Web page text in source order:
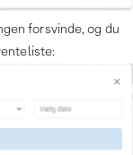
forsvinde, og du